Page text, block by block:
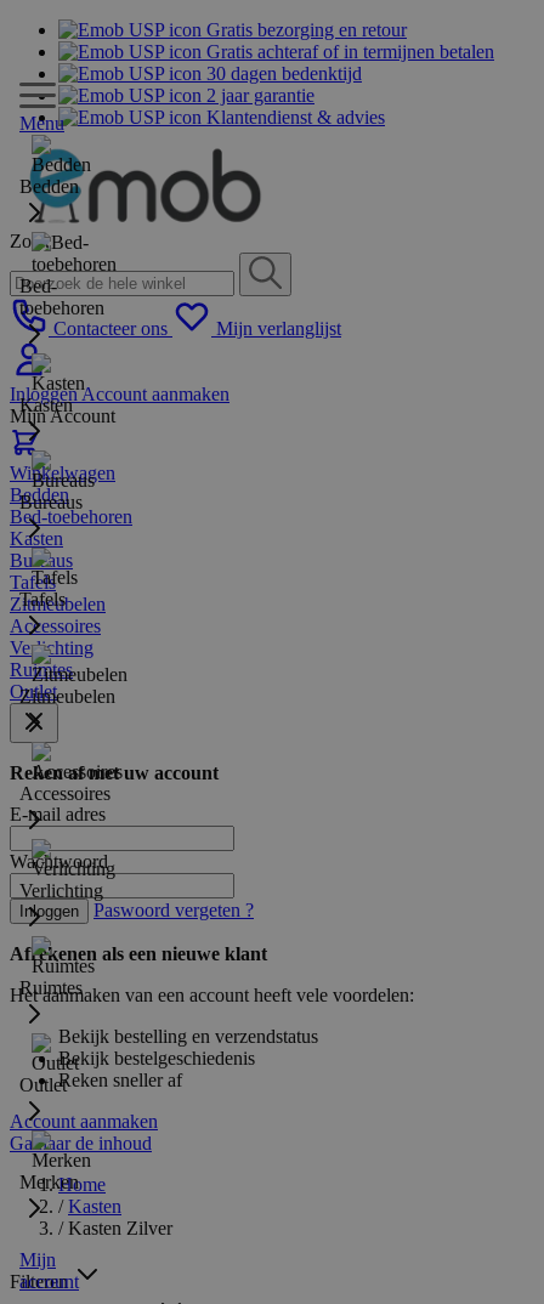
Gratis bezorging en retour
Gratis achteraf of in termijnen betalen
30 dagen bedenktijd
2 jaar garantie
Klantendienst & advies
Zoek
Contacteer ons Mijn verlanglijst
InloggenAccount aanmaken
Mijn Account
Winkelwagen
Menu
Bedden
Bed-
toebehoren
Kasten
Bureaus
Tafels
Zitmeubelen
Accessoires
Verlichting
Ruimtes
Outlet
Merken
Mijn
account
Bedden
Bed-toebehoren
Kasten
Bureaus
Tafels
Zitmeubelen
Accessoires
Verlichting
Ruimtes
Outlet
Reken af met uw account
E-mail adres
Wachtwoord
Inloggen Paswoord vergeten ?
Afrekenen als een nieuwe klant
Het aanmaken van een account heeft vele voordelen:
Bekijk bestelling en verzendstatus
Bekijk bestelgeschiedenis
Reken sneller af
Account aanmaken
Ga naar de inhoud
Home
/ Kasten
/ Kasten Zilver
Filteren